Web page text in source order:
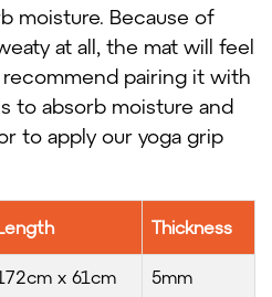
moisture. Because of
at all, the mat will feel
recommend pairing it with
to absorb moisture and
to apply our yoga grip
Thickness
x 61cm 5mm